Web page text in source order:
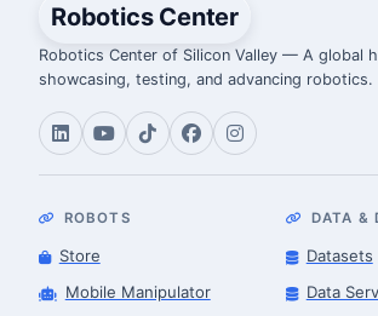
Robotics Center
Robotics Center of Silicon Valley — A global
showcasing, testing, and advancing robotics.
ROBOTS
Store
Mobile Manipulator
DATA &
Datasets
Data